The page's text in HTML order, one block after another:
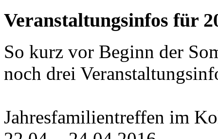
Veranstaltungsinfos für
So kurz vor Beginn der
noch drei
Jahresfamilientreffen im